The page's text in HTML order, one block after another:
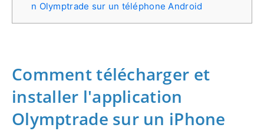
n Olymptrade sur un téléphone Android
Comment télécharger et
installer l'application
Olymptrade sur un iPhone